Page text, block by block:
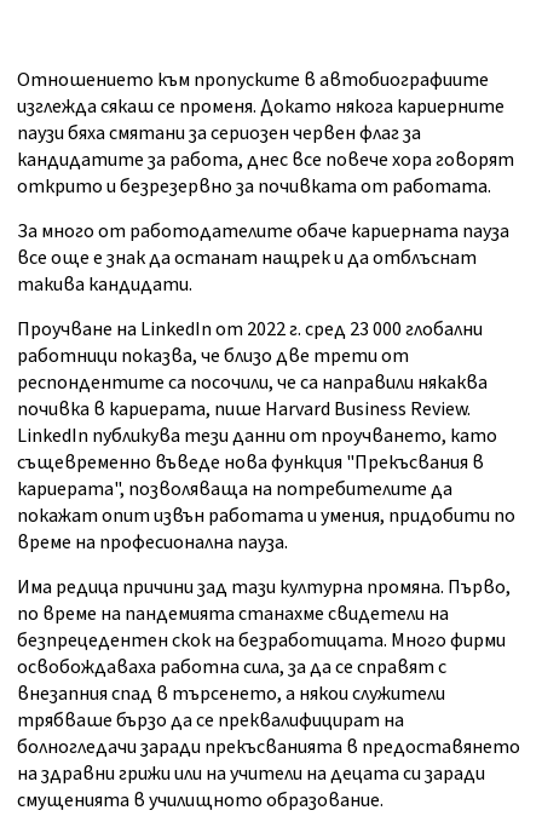
Отношението към пропуските в автобиографиите
изглежда сякаш се променя. Докато някога кариерните
паузи бяха смятани за сериозен червен флаг за
кандидатите за работа, днес все повече хора говорят
открито и безрезервно за почивката от работата.
За много от работодателите обаче кариерната пауза
все още е знак да останат нащрек и да отблъснат
такива кандидати.
Проучване на LinkedIn от 2022 г. сред 23 000 глобални
работници показва, че близо две трети от
респондентите са посочили, че са направили някаква
почивка в кариерата, пише Harvard Business Review.
LinkedIn публикува тези данни от проучването, като
същевременно въведе нова функция "Прекъсвания в
кариерата", позволяваща на потребителите да
покажат опит извън работата и умения, придобити по
време на професионална пауза.
Има редица причини зад тази културна промяна. Първо,
по време на пандемията станахме свидетели на
безпрецедентен скок на безработицата. Много фирми
освобождаваха работна сила, за да се справят с
внезапния спад в търсенето, а някои служители
трябваше бързо да се преквалифицират на
болногледачи заради прекъсванията в предоставянето
на здравни грижи или на учители на децата си заради
смущенията в училищното образование.